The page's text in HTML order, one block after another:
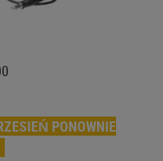
PONOWNIE